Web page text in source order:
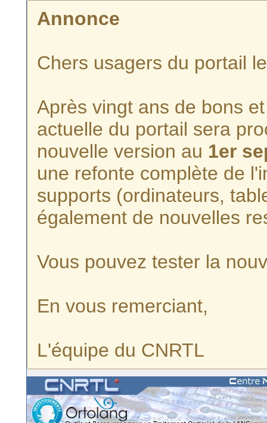
Annonce
Chers usagers du portail
Après vingt ans de bons
actuelle du portail sera
nouvelle version au 1er
une refonte complète de
supports (ordinateurs,
également de nouvelles
Vous pouvez tester la
En vous remerciant,
L'équipe du CNRTL